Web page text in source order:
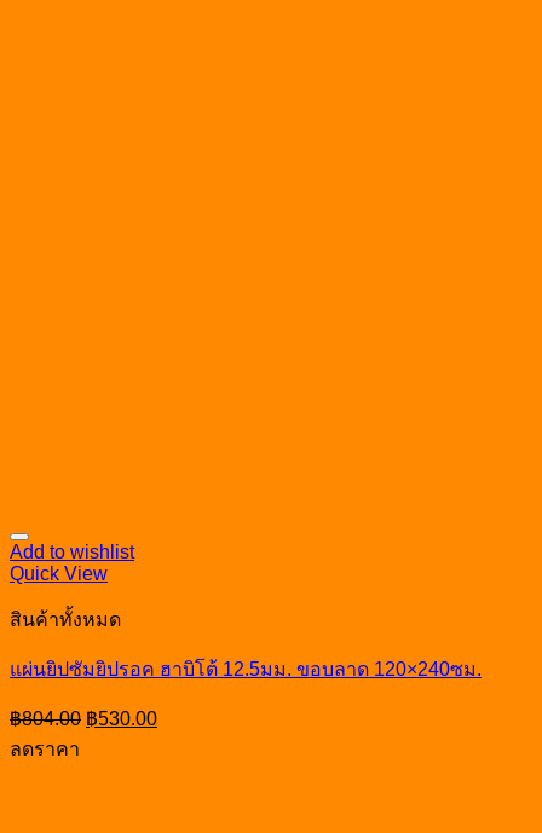
Add to wishlist
Quick View
สินค้าทั้งหมด
แผ่นยิปซัมยิปรอค ฮาบิโต้ 12.5มม. ขอบลาด 120×240ซม.
฿804.00 Original
price
฿530.00Current
price
ลดราคา